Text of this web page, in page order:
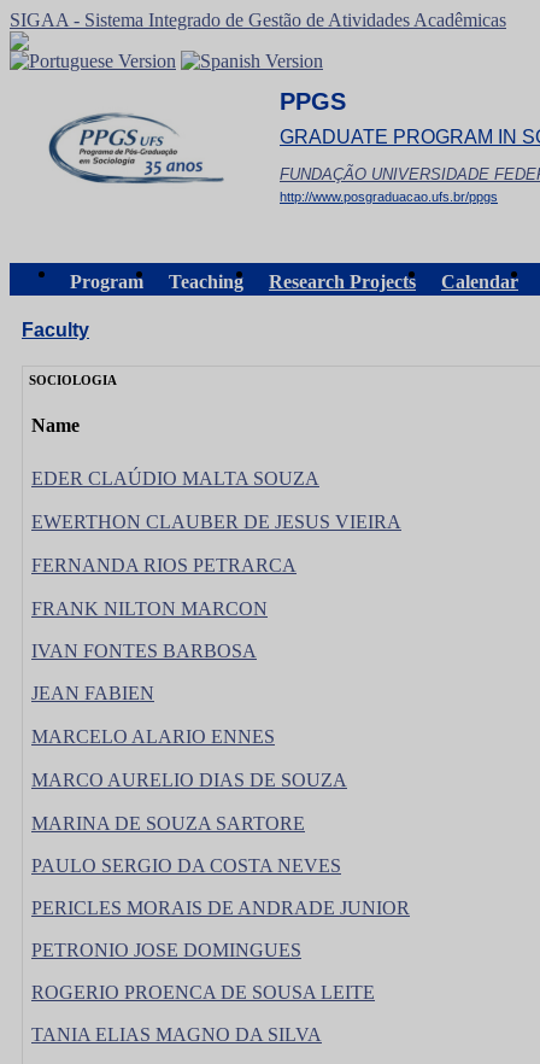
SIGAA - Sistema Integrado de Gestão de Atividades Acadêmicas
PPGS
GRADUATE PROGRAM IN
FUNDAÇÃO UNIVERSIDADE
http://www.posgraduacao.ufs.br/ppgs
Program Teaching Research Projects Calendar
Faculty
SOCIOLOGIA
Name
EDER CLAÚDIO MALTA SOUZA
EWERTHON CLAUBER DE JESUS VIEIRA
FERNANDA RIOS PETRARCA
FRANK NILTON MARCON
IVAN FONTES BARBOSA
JEAN FABIEN
MARCELO ALARIO ENNES
MARCO AURELIO DIAS DE SOUZA
MARINA DE SOUZA SARTORE
PAULO SERGIO DA COSTA NEVES
PERICLES MORAIS DE ANDRADE JUNIOR
PETRONIO JOSE DOMINGUES
ROGERIO PROENCA DE SOUSA LEITE
TANIA ELIAS MAGNO DA SILVA